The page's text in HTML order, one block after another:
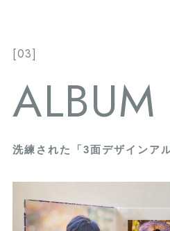
[03]
ALBUM
洗練された「3面デザインア